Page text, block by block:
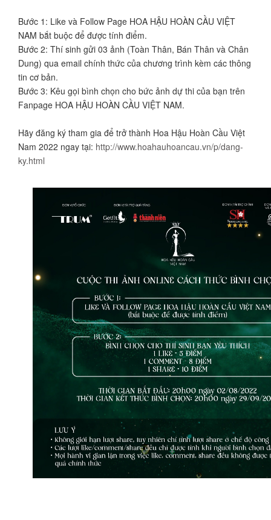
Bước 1: Like và Follow Page HOA HẬU HOÀN CẦU VIỆT
NAM bắt buộc để được tính điểm.
Bước 2: Thí sinh gửi 03 ảnh (Toàn Thân, Bán Thân và Chân
Dung) qua email chính thức của chương trình kèm các thông
tin cơ bản.
Bước 3: Kêu gọi bình chọn cho bức ảnh dự thi của bạn trên
Fanpage HOA HẬU HOÀN CẦU VIỆT NAM.
Hãy đăng ký tham gia để trở thành Hoa Hậu Hoàn Cầu Việt
Nam 2022 ngay tại: http://www.hoahauhoancau.vn/p/dang-
ky.html